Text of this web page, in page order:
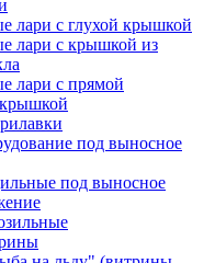
лари с глухой крышкой
лари с крышкой из
лари с прямой
под выносное
под выносное